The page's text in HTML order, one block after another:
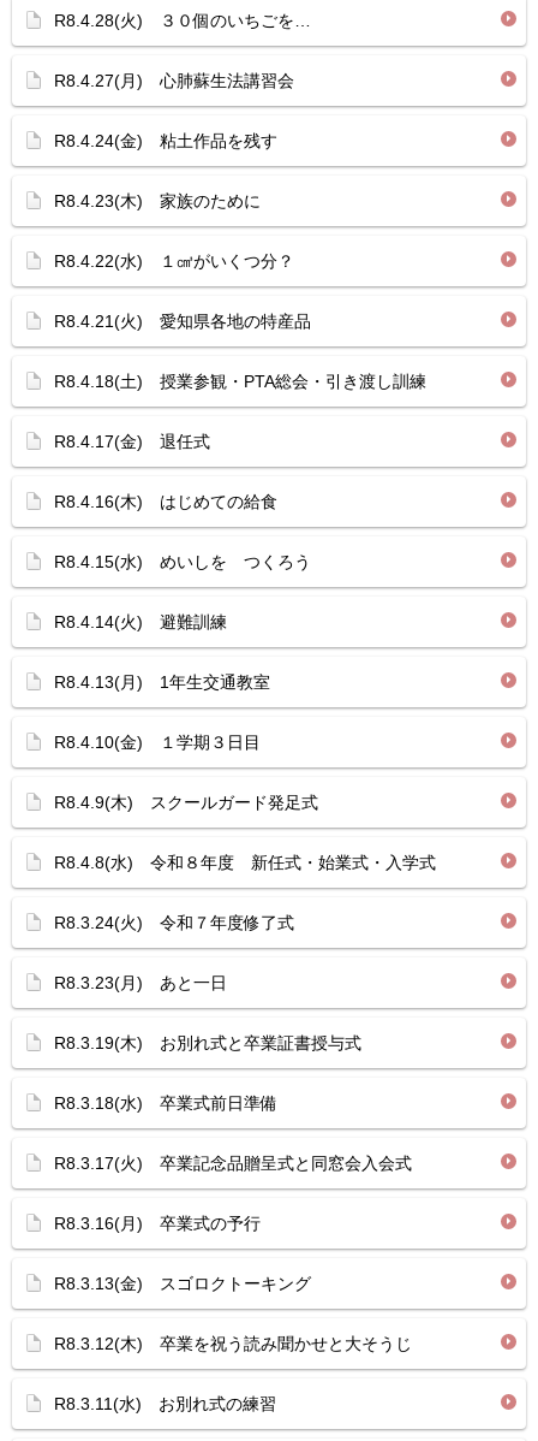
R8.4.28(火) ３０個のいちごを…
R8.4.27(月) 心肺蘇生法講習会
R8.4.24(金) 粘土作品を残す
R8.4.23(木) 家族のために
R8.4.22(水) １㎤がいくつ分？
R8.4.21(火) 愛知県各地の特産品
R8.4.18(土) 授業参観・PTA総会・引き渡し訓練
R8.4.17(金) 退任式
R8.4.16(木) はじめての給食
R8.4.15(水) めいしを つくろう
R8.4.14(火) 避難訓練
R8.4.13(月) 1年生交通教室
R8.4.10(金) １学期３日目
R8.4.9(木) スクールガード発足式
R8.4.8(水) 令和８年度 新任式・始業式・入学式
R8.3.24(火) 令和７年度修了式
R8.3.23(月) あと一日
R8.3.19(木) お別れ式と卒業証書授与式
R8.3.18(水) 卒業式前日準備
R8.3.17(火) 卒業記念品贈呈式と同窓会入会式
R8.3.16(月) 卒業式の予行
R8.3.13(金) スゴロクトーキング
R8.3.12(木) 卒業を祝う読み聞かせと大そうじ
R8.3.11(水) お別れ式の練習